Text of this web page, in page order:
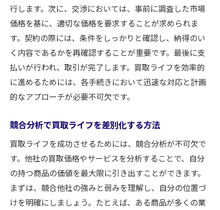
行します。次に、交渉においては、事前に調査した市場
価格を基に、適切な価格を要求することが求められま
す。契約の際には、条件をしっかりと確認し、納得のい
く内容であるかを再確認することが重要です。最後に支
払いが行われ、取引が完了します。買取ライフを効率的
に進めるためには、各手続きにおいて迅速な対応と計画
的なアプローチが必要不可欠です。
競合分析で買取ライフを差別化する方法
買取ライフを成功させるためには、競合分析が不可欠で
す。他社の買取価格やサービスを分析することで、自分
の持つ商品の価値を最大限に引き出すことができます。
まずは、競合他社の強みと弱みを理解し、自分の位置づ
けを明確にしましょう。たとえば、ある商品が多くの業